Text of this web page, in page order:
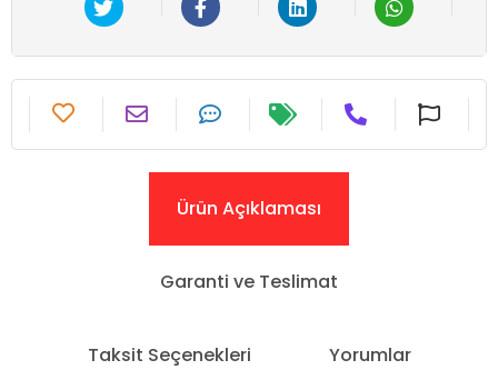
Ürün Açıklaması
Garanti ve Teslimat
Taksit Seçenekleri Yorumlar